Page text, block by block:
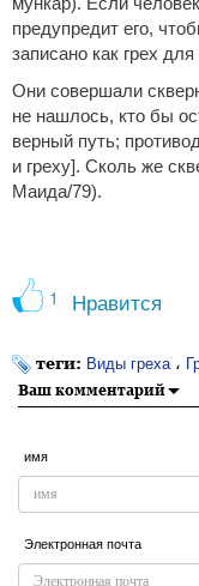
предупредит его,
записано как грех для
Они совершали
не нашлось, кто бы
верный путь;
и греху]. Сколь же
Маида/79).
1 Нравится
теги: Виды греха ،
Ваш комментарий
имя
Электронная почта